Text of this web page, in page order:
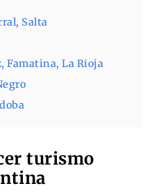
Salta
Famatina, La Rioja
turismo